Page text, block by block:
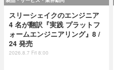
スリーシェイクのエンジニア
4 名が翻訳『実践 プラットフ
ォームエンジニアリング』8 /
24 発売
2026.8.7 Fri 8:00